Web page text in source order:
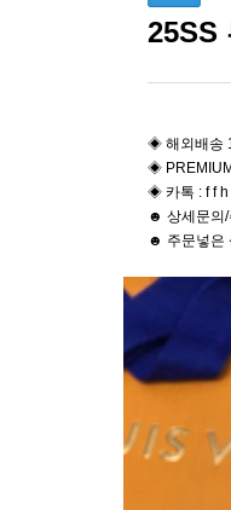
25SS
◈ 해외배송
◈
◈ 카톡 : f f h
☻ 상세문의/
☻ 주문넣은